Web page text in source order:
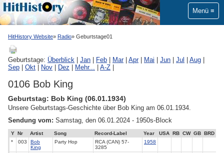
Menü
HitHistory Website Radio Geburtstage01
Geburtstage: Überblick Jan Feb Mar| Apr| Mai Jun Jul Aug
Sep
Okt Nov Dez Mehr... A-Z
0106 Bob King
Geburtstag: Bob King (06.01.1934)
Unsere Geburtstags-Geschichte über Bob King am 06.01.1934.
Sendung vom: Samstag, den 06.01.2024 - 1950s-Block
Y Nr Artist Song Record-Label Year USA RB CW GB
BRD
*
003
Bob
King
Party Hop
RCA (CAN) 57-
3285
1958